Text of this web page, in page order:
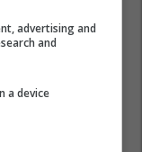
advertising and
and
a device